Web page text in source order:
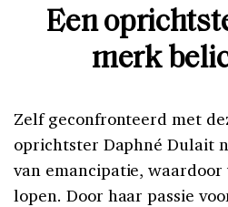
Een
merk
Zelf geconfronteerd met
oprichtster Daphné Dulait
van emancipatie,
lopen. Door haar passie